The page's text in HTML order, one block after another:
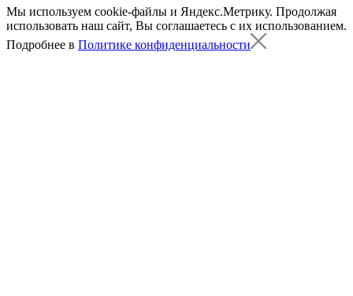
Мы используем cookie-файлы и Яндекс.Метрику. Продолжая
использовать наш сайт, Вы соглашаетесь с их использованием.
Подробнее в Политике конфиденциальности